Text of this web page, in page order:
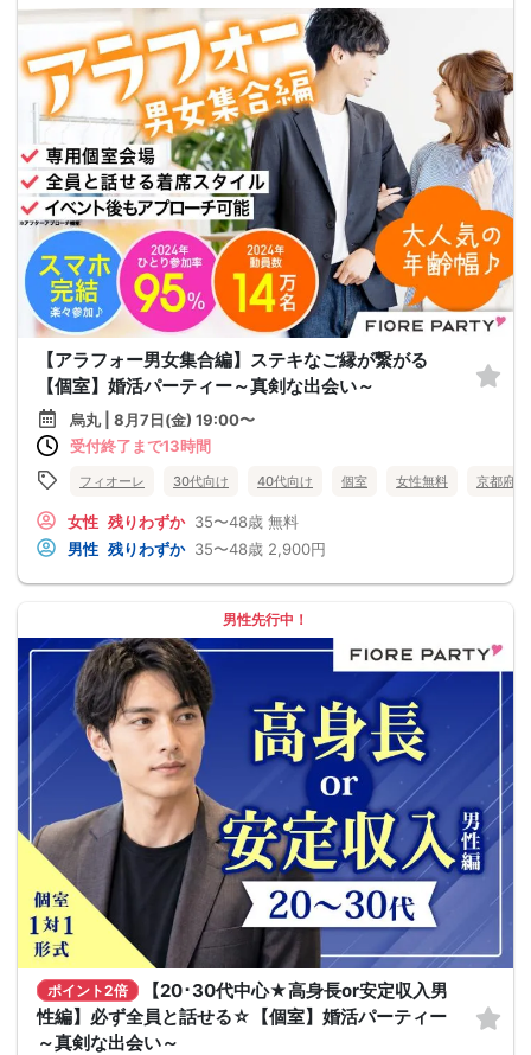
【アラフォー男女集合編】ステキなご縁が繋がる
【個室】婚活パーティー～真剣な出会い～
烏丸 | 8月7日(金) 19:00〜
受付終了まで13時間
フィオーレ 30代向け 40代向け 個室 女性無料 京都府
女性 残りわずか 35〜48歳 無料
男性 残りわずか 35〜48歳 2,900円
男性先行中！
ポイント2倍
【20･30代中心★高身長or安定収入男
性編】必ず全員と話せる☆【個室】婚活パーティー
～真剣な出会い～